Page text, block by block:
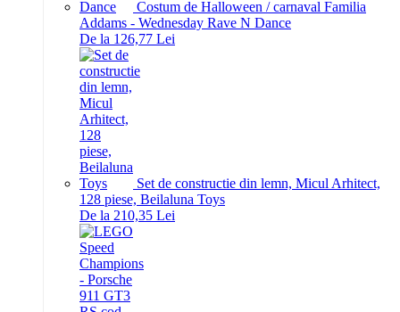
Costum de Halloween / carnaval Familia
Addams - Wednesday Rave N Dance
De la 126,77 Lei
Set de constructie din lemn, Micul Arhitect,
128 piese, Beilaluna Toys
De la 210,35 Lei